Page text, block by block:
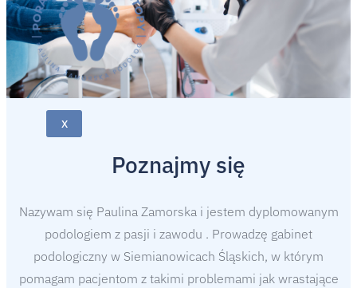
X
Poznajmy się
Nazywam się Paulina Zamorska i jestem dyplomowanym
podologiem z pasji i zawodu . Prowadzę gabinet
podologiczny w Siemianowicach Śląskich, w którym
pomagam pacjentom z takimi problemami jak wrastające